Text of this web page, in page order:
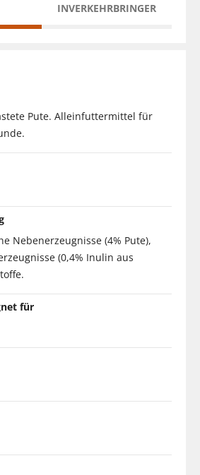
INVERKEHRBRINGER
Pute. Alleinfuttermittel für
Nebenerzeugnisse (4% Pute),
(0,4% Inulin aus
für